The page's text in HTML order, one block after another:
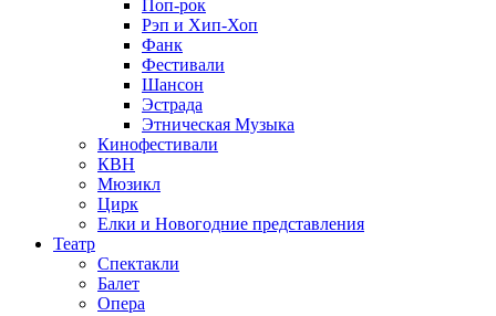
Поп-рок
Рэп и Хип-Хоп
Фанк
Фестивали
Шансон
Эстрада
Этническая Музыка
Кинофестивали
КВН
Мюзикл
Цирк
Елки и Новогодние представления
Театр
Спектакли
Балет
Опера